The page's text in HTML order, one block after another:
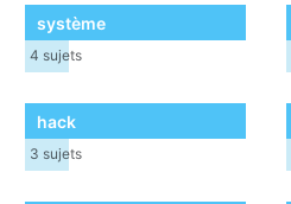
système
4 sujets
hack
3 sujets